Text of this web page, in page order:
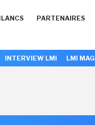
PARTENAIRES
INTERVIEW LMI LMI MAG